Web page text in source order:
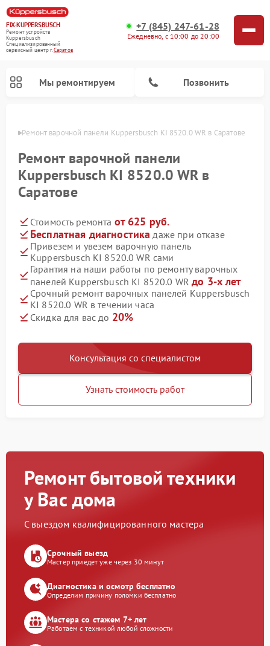
FIX-KUPPERSBUSCH
Ремонт устройств
Kuppersbusch
Специализированный
cервисный центр г.Саратов
+7 (845) 247-61-28
Ежедневно, с 10:00 до 20:00
Мы ремонтируем Позвонить
Ремонт варочной панели Kuppersbusch KI 8520.0 WR в Саратове
Ремонт варочной панели
Kuppersbusch KI 8520.0 WR в
Саратове
Стоимость ремонта от 625 руб.
Бесплатная диагностика даже при отказе
Привезем и увезем варочную панель
Kuppersbusch KI 8520.0 WR сами
Гарантия на наши работы по ремонту варочных
панелей Kuppersbusch KI 8520.0 WRдо 3-х лет
Срочный ремонт варочных панелей Kuppersbusch
KI 8520.0 WR в течении часа
Скидка для вас до 20%
Консультация со специалистом
Узнать стоимость работ
Ремонт бытовой техники
у Вас дома
С выездом квалифицированного мастера
Срочный выезд
Мастер приедет уже через 30 минут
Диагностика и осмотр бесплатно
Определим причину поломки бесплатно
Мастера со стажем 7+ лет
Работаем с техникой любой сложности